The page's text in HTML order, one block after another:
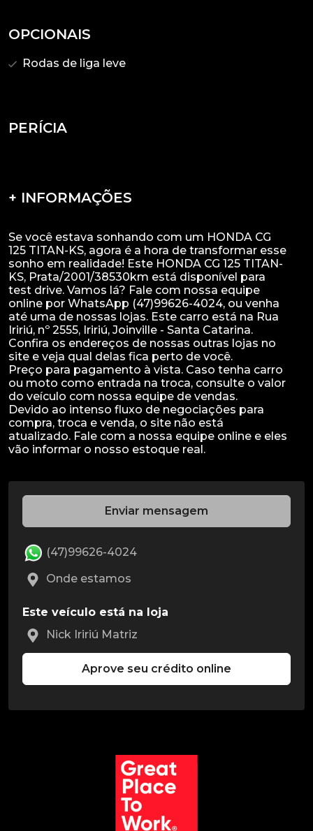
OPCIONAIS
Rodas de liga leve
PERÍCIA
+ INFORMAÇÕES
Se você estava sonhando com um HONDA CG
125 TITAN-KS, agora é a hora de transformar esse
sonho em realidade! Este HONDA CG 125 TITAN-
KS, Prata/2001/38530km está disponível para
test drive. Vamos lá? Fale com nossa equipe
online por WhatsApp (47)99626-4024, ou venha
até uma de nossas lojas. Este carro está na Rua
Iririú, nº 2555, Iririú, Joinville - Santa Catarina.
Confira os endereços de nossas outras lojas no
site e veja qual delas fica perto de você.
Preço para pagamento à vista. Caso tenha carro
ou moto como entrada na troca, consulte o valor
do veículo com nossa equipe de vendas.
Devido ao intenso fluxo de negociações para
compra, troca e venda, o site não está
atualizado. Fale com a nossa equipe online e eles
Enviar mensagem
(47)99626-4024
Onde estamos
Este veículo está na loja
Nick Iririú Matriz
Aprove seu crédito online